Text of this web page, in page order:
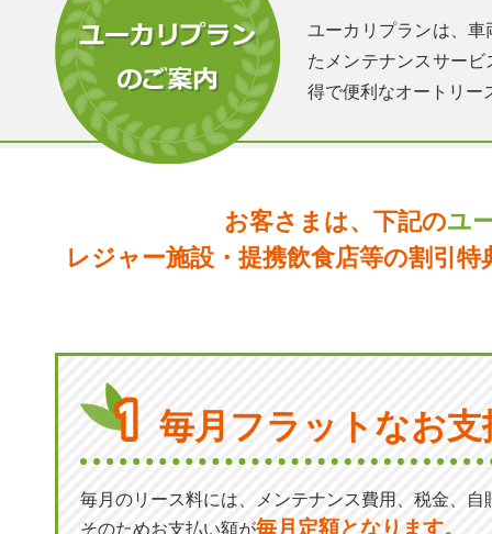
ユーカリプランは、
たメンテナンスサー
得で便利なオートリー
お客さまは、下記のユ
レジャー施設・提携飲食店等の割引
毎月フラットなお
毎月のリース料には、メンテナンス費用、税金、
そのためお支払い額が毎月定額となります。